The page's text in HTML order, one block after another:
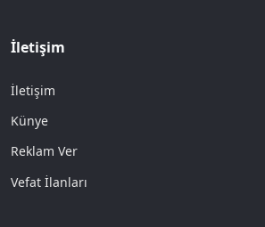
İletişim
İletişim
Künye
Reklam Ver
Vefat İlanları